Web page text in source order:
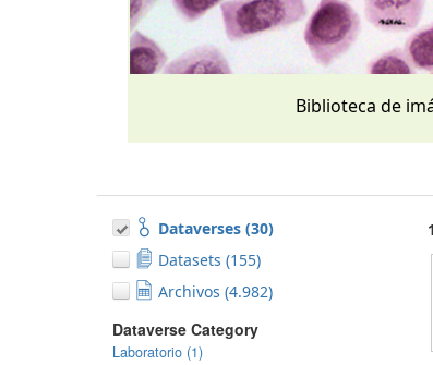
Biblioteca de
Dataverses (30)
Datasets (155)
Archivos (4.982)
Dataverse Category
Laboratorio (1)